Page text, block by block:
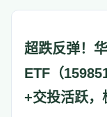
超跌反弹！
ETF（
+交投活跃，